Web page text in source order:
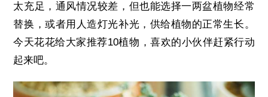
太充足，通风情况较差，但也能选择一两盆植物经常
替换，或者用人造灯光补光，供给植物的正常生长。
今天花花给大家推荐10植物，喜欢的小伙伴赶紧行动
起来吧。